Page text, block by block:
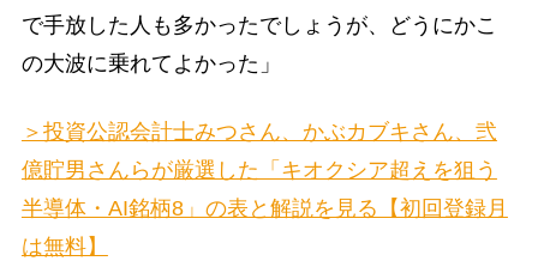
で手放した人も多かったでしょうが、どうにかこ
の大波に乗れてよかった」
＞投資公認会計士みつさん、かぶカブキさん、弐
億貯男さんらが厳選した「キオクシア超えを狙う
半導体・AI銘柄8」の表と解説を見る【初回登録月
は無料】